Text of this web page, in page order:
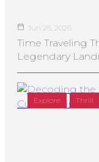
Jun 26, 2026
Time Traveling
Legendary
Explore Thrill